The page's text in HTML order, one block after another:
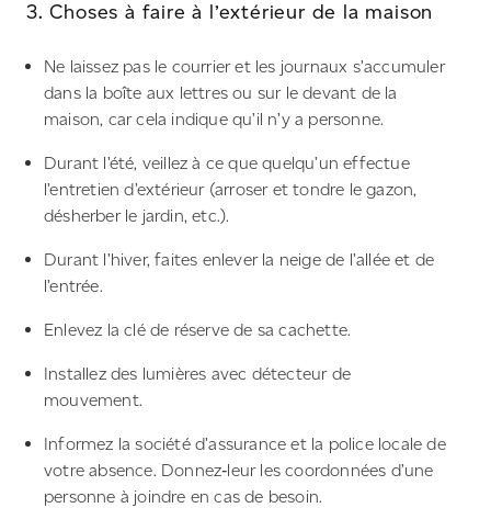
3. Choses à faire à l’extérieur de la maison
Ne laissez pas le courrier et les journaux s’accumuler
dans la boîte aux lettres ou sur le devant de la
maison, car cela indique qu’il n’y a personne.
Durant l’été, veillez à ce que quelqu’un effectue
l’entretien d’extérieur (arroser et tondre le gazon,
désherber le jardin, etc.).
Durant l’hiver, faites enlever la neige de l’allée et de
l’entrée.
Enlevez la clé de réserve de sa cachette.
Installez des lumières avec détecteur de
mouvement.
Informez la société d’assurance et la police locale de
votre absence. Donnez‑leur les coordonnées d’une
personne à joindre en cas de besoin.